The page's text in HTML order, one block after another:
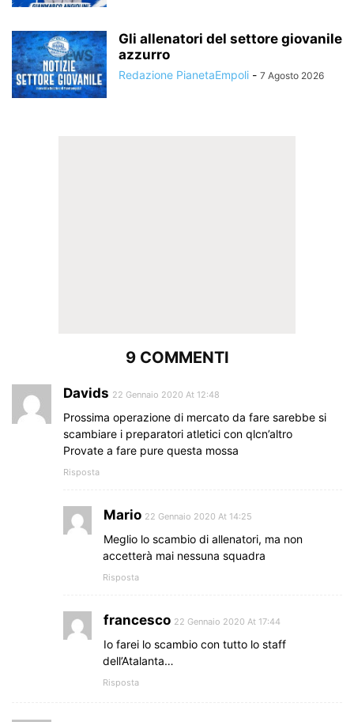
Gli allenatori del settore giovanile
azzurro
Redazione PianetaEmpoli - 7 Agosto 2026
9 COMMENTI
Davids 22 Gennaio 2020 At 12:48
Prossima operazione di mercato da fare sarebbe si
scambiare i preparatori atletici con qlcn’altro
Provate a fare pure questa mossa
Risposta
Mario 22 Gennaio 2020 At 14:25
Meglio lo scambio di allenatori, ma non
accetterà mai nessuna squadra
Risposta
francesco 22 Gennaio 2020 At 17:44
Io farei lo scambio con tutto lo staff
dell’Atalanta…
Risposta